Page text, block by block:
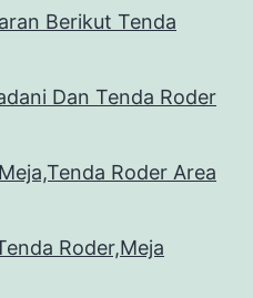
Berikut Tenda
Dan Tenda Roder
Roder Area
Roder,Meja